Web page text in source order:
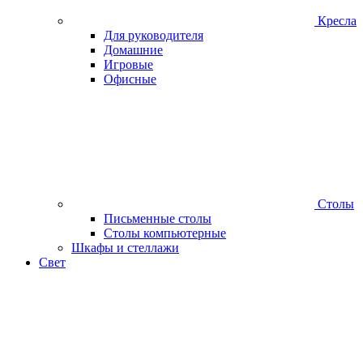
Кресла
Для руководителя
Домашние
Игровые
Офисные
Столы
Письменные столы
Столы компьютерные
Шкафы и стеллажи
Свет